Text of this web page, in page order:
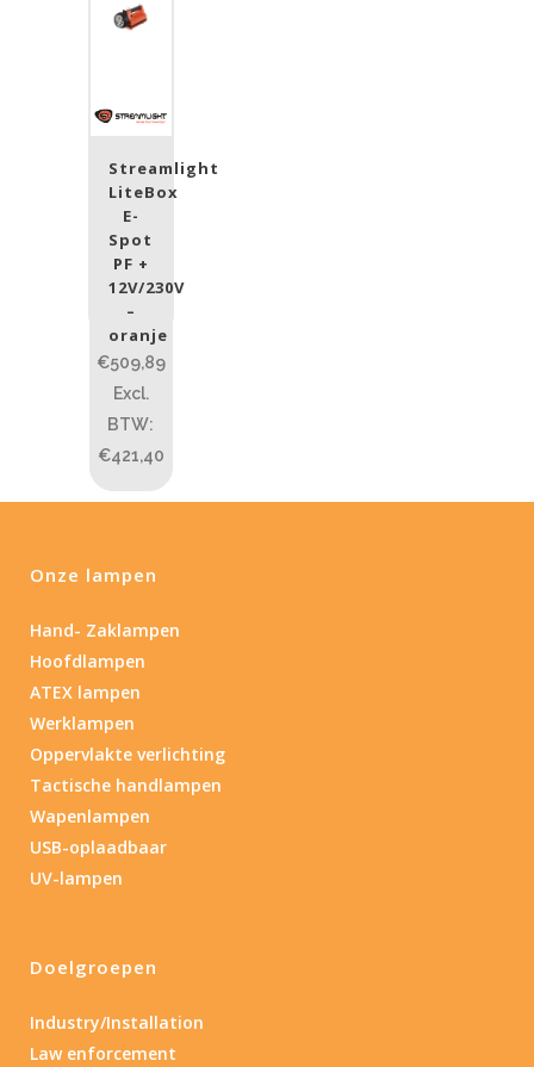
Streamlight
LiteBox
E-
Spot
PF +
12V/230V
–
oranje
€509,89
Excl.
BTW:
€421,40
Onze lampen
Hand- Zaklampen
Hoofdlampen
ATEX lampen
Werklampen
Oppervlakte verlichting
Tactische handlampen
Wapenlampen
USB-oplaadbaar
UV-lampen
Doelgroepen
Industry/Installation
Law enforcement